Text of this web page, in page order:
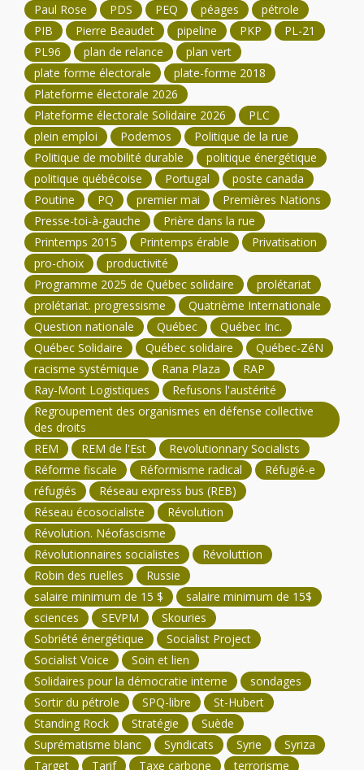
Paul Rose
PDS PEQ péages
pétrole
PIB
Pierre Beaudet pipeline PKP
PL-21
PL96
plan de relance
plan vert
plate forme électorale
plate-forme 2018
Plateforme électorale 2026
Plateforme électorale Solidaire 2026
PLC
plein emploi
Podemos
Politique de la rue
Politique de mobilité durable
politique énergétique
politique québécoise
Portugal
poste canada
Poutine
PQ premier mai
Premières Nations
Presse-toi-à-gauche
Prière dans la rue
Printemps 2015
Printemps érable
Privatisation
pro-choix
productivité
Programme 2025 de Québec solidaire
prolétariat
prolétariat. progressisme
Quatrième Internationale
Question nationale
Québec
Québec Inc.
Québec Solidaire
Québec solidaire
Québec-ZéN
racisme systémique
Rana Plaza
RAP
Ray-Mont Logistiques
Refusons l'austérité
Regroupement des organismes en défense collective
des droits
REM
REM de l'Est
Revolutionnary Socialists
Réforme fiscale
Réformisme radical
Réfugié-e
réfugiés
Réseau express bus (REB)
Réseau écosocialiste
Révolution
Révolution. Néofascisme
Révolutionnaires socialistes
Révoluttion
Robin des ruelles
Russie
salaire minimum de 15 $
salaire minimum de 15$
sciences
SEVPM
Skouries
Sobriété énergétique
Socialist Project
Socialist Voice
Soin et lien
Solidaires pour la démocratie interne
sondages
Sortir du pétrole
SPQ-libre
St-Hubert
Standing Rock
Stratégie
Suède
Suprématisme blanc
Syndicats Syrie
Syriza
Target
Tarif Taxe carbone
terrorisme